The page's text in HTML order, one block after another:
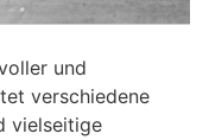
und
verschiedene
vielseitige